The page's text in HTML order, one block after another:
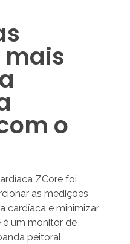
o
ZCore foi
as medições
cardíaca e minimizar
é um monitor de
peitoral